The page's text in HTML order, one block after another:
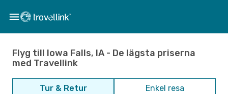
Flyg till Iowa Falls, IA - De lägsta priserna
med Travellink
Tur & Retur Enkel resa